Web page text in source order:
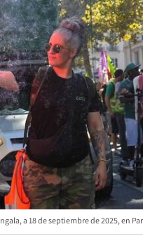
a 18 de septiembre de 2025, en